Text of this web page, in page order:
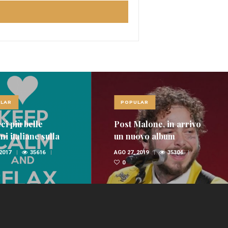
più belle
italiane sulla
35616
POPULAR
Post Malone, in arrivo
un nuovo album
AGO 27, 2019
35304
0